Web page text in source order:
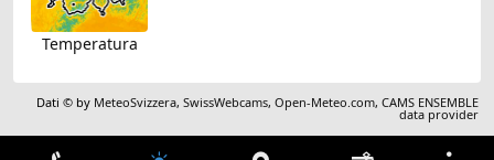
Temperatura
Dati © by MeteoSvizzera,SwissWebcams,Open-Meteo.com,CAMS ENSEMBLE
data provider